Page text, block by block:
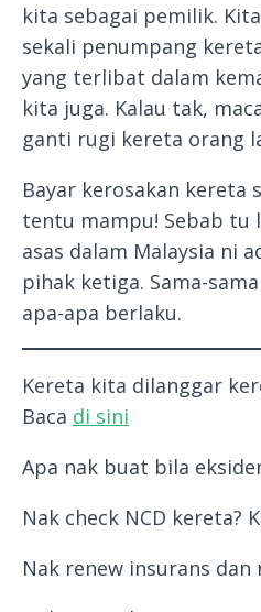
kita sebagai pemilik.
sekali penumpang
yang terlibat dalam
kita juga. Kalau tak,
ganti rugi kereta orang
Bayar kerosakan kereta
tentu mampu! Sebab tu
asas dalam Malaysia ni
pihak ketiga. Sama-
apa-apa berlaku.
Kereta kita dilanggar
Baca di sini
Apa nak buat bila
Nak check NCD kereta?
Nak renew insurans dan